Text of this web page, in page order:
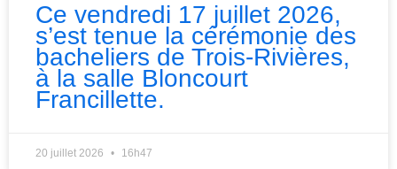
Ce vendredi 17 juillet 2026,
s’est tenue la cérémonie des
bacheliers de Trois-Rivières,
à la salle Bloncourt
Francillette.
20 juillet 2026 16h47